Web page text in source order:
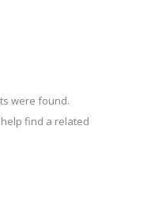
were found.
find a related